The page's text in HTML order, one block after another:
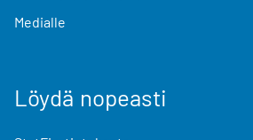
Medialle
Löydä nopeasti